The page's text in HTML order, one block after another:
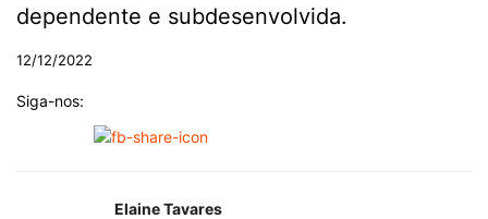
dependente e subdesenvolvida.
12/12/2022
Siga-nos:
Elaine Tavares